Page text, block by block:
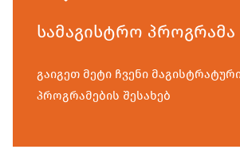
სამაგისტრო პროგრამა
გაიგეთ მეტი ჩვენი
პროგრამების შესახებ